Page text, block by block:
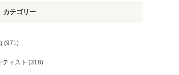
カテゴリー
(971)
ティスト (318)